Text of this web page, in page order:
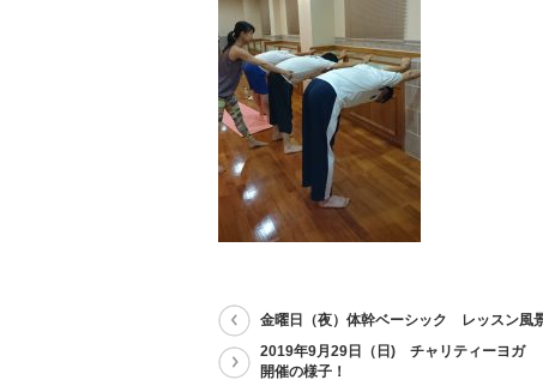
金曜日（夜）体幹ベーシック レッスン風
2019年9月29日（日) チャリティーヨガ
開催の様子！